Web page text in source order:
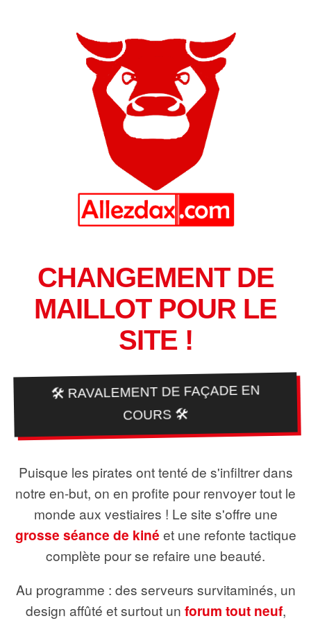
CHANGEMENT DE
MAILLOT POUR LE
SITE !
🛠️ RAVALEMENT DE FAÇADE EN
COURS 🛠️
Puisque les pirates ont tenté de s'infiltrer dans
notre en-but, on en profite pour renvoyer tout le
monde aux vestiaires ! Le site s'offre une
grosse séance de kiné et une refonte tactique
complète pour se refaire une beauté.
Au programme : des serveurs survitaminés, un
design affûté et surtout un forum tout neuf,